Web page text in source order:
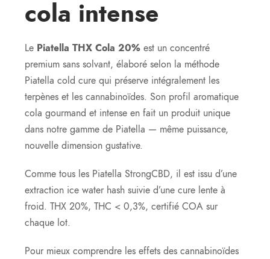
cola intense
Le Piatella THX Cola 20% est un concentré
premium sans solvant, élaboré selon la méthode
Piatella cold cure qui préserve intégralement les
terpènes et les cannabinoïdes. Son profil aromatique
cola gourmand et intense en fait un produit unique
dans notre gamme de Piatella — même puissance,
nouvelle dimension gustative.
Comme tous les Piatella StrongCBD, il est issu d’une
extraction ice water hash suivie d’une cure lente à
froid. THX 20%, THC < 0,3%, certifié COA sur
chaque lot.
Pour mieux comprendre les effets des cannabinoïdes